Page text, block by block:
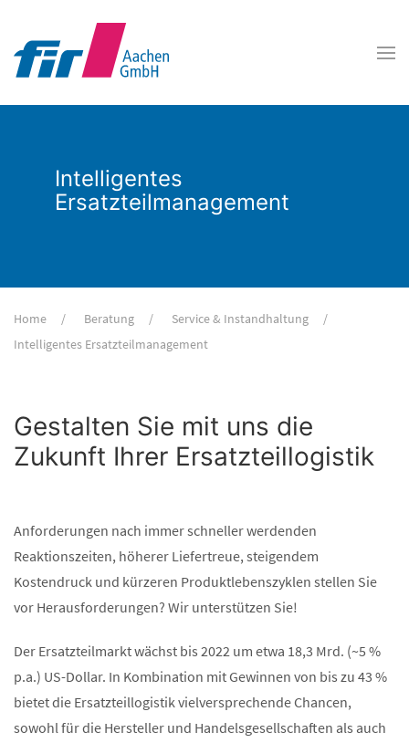
Intelligentes
Ersatzteilmanagement
Home Beratung
Service & Instandhaltung
Intelligentes Ersatzteilmanagement
Gestalten Sie mit uns die
Zukunft Ihrer Ersatzteillogistik
Anforderungen nach immer schneller werdenden
Reaktionszeiten, höherer Liefertreue, steigendem
Kostendruck und kürzeren Produktlebenszyklen stellen Sie
vor Herausforderungen? Wir unterstützen Sie!
Der Ersatzteilmarkt wächst bis 2022 um etwa 18,3 Mrd. (~5 %
p.a.) US-Dollar. In Kombination mit Gewinnen von bis zu 43 %
bietet die Ersatzteillogistik vielversprechende Chancen,
sowohl für die Hersteller und Handelsgesellschaften als auch